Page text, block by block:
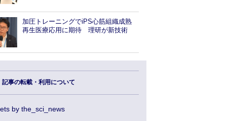
加圧トレーニングでiPS心筋組織成熟
再生医療応用に期待 理研が新技術
記事の転載・利用について
by the_sci_news